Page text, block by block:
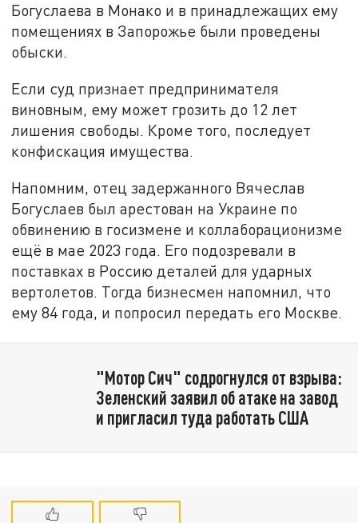
Богуслаева в Монако и в принадлежащих ему
помещениях в Запорожье были проведены
обыски.
Если суд признает предпринимателя
виновным, ему может грозить до 12 лет
лишения свободы. Кроме того, последует
конфискация имущества.
Напомним, отец задержанного Вячеслав
Богуслаев был арестован на Украине по
обвинению в госизмене и коллаборационизме
ещё в мае 2023 года. Его подозревали в
поставках в Россию деталей для ударных
вертолетов. Тогда бизнесмен напомнил, что
ему 84 года, и попросил передать его Москве.
"Мотор Сич" содрогнулся от взрыва:
Зеленский заявил об атаке на завод
и пригласил туда работать США